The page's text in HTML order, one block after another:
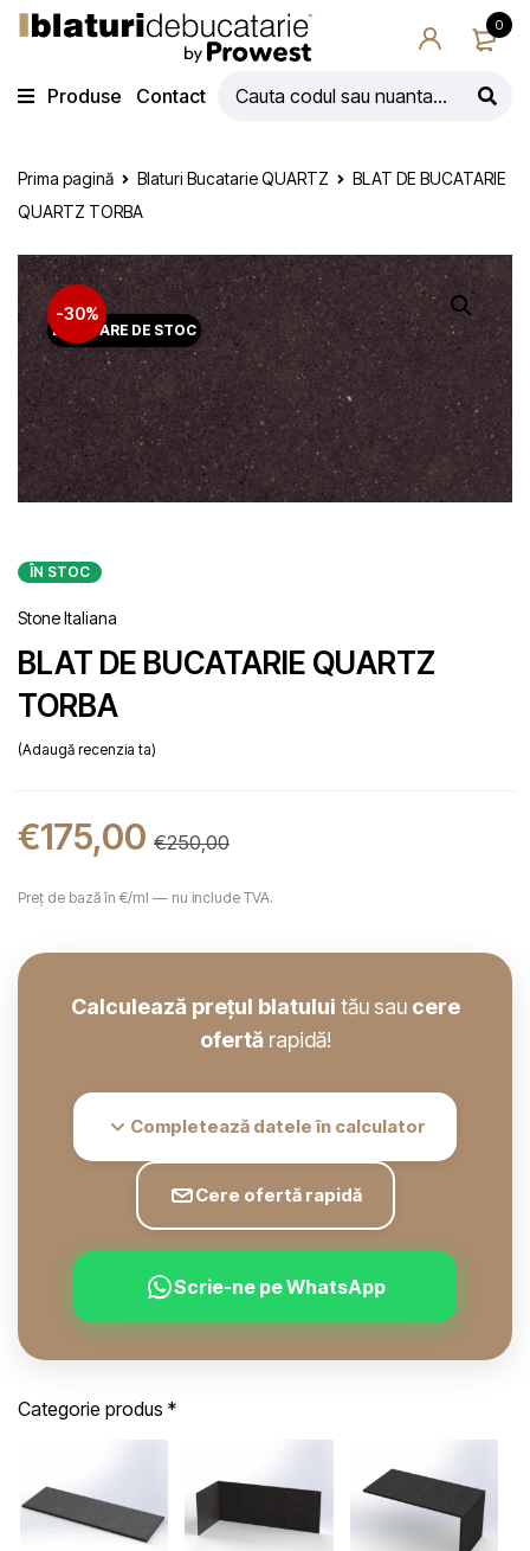
0
Produse Contact
Prima pagină Blaturi Bucatarie QUARTZ
BLAT DE BUCATARIE
QUARTZ TORBA
LICHIDARE DE STOC
-30%
ÎN STOC
Stone Italiana
BLAT DE BUCATARIE QUARTZ
TORBA
Adaugă recenzia ta
€250,00
€175,00
Preț de bază în €/ml — nu include TVA.
Calculează prețul blatului tău sau cere
ofertă rapidă!
Completează datele în calculator
Cere ofertă rapidă
Scrie-ne pe WhatsApp
Categorie produs *